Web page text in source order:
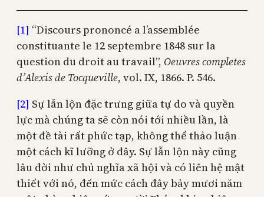
[1] “Discours prononcé a l’assemblée
constituante le 12 septembre 1848 sur la
question du droit au travail”, Oeuvres completes
d’Alexis de Tocqueville, vol. IX, 1866. P. 546.
[2] Sự lẫn lộn đặc trưng giữa tự do và quyền
lực mà chúng ta sẽ còn nói tới nhiều lần, là
một đề tài rất phức tạp, không thể thảo luận
một cách kĩ lưỡng ở đây. Sự lẫn lộn này cũng
lâu đời như chủ nghĩa xã hội và có liên hệ mật
thiết với nó, đến mức cách đây bảy mươi năm